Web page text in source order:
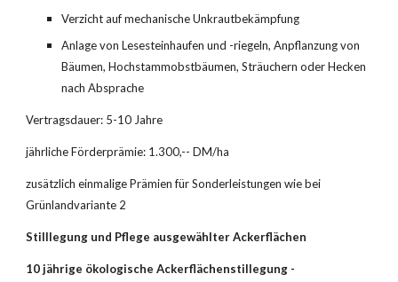
Verzicht auf mechanische Unkrautbekämpfung
Anlage von Lesesteinhaufen und -riegeln, Anpflanzung von
Bäumen, Hochstammobstbäu­men, Sträuchern oder Hecken
nach Absprache
Vertragsdauer: 5-10 Jahre
jährliche Förderprämie: 1.300,-- DM/ha
zusätzlich einmalige Prämien für Sonderleistungen wie bei
Grünlandvariante 2
Stilllegung und Pflege ausgewählter Ackerflächen
10 jährige ökologische Ackerflächenstillegung -